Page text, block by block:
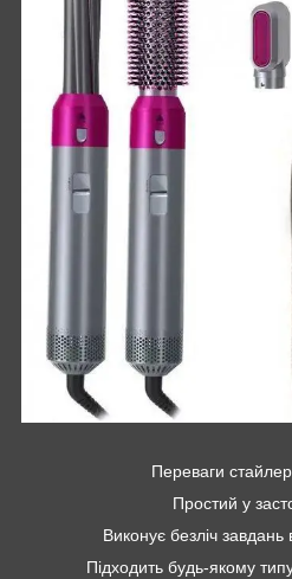
Переваги
Простий у
Виконує безліч
Підходить будь-якому